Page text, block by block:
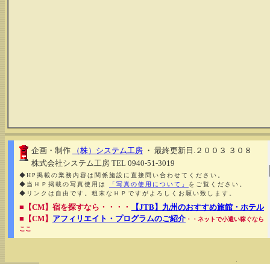
企画・制作 （株）システム工房 ・ 最終更新日.２００３ ３０８
株式会社システム工房 TEL 0940-51-3019
◆HP掲載の業務内容は関係施設に直接問い合わせてください。
◆当ＨＰ掲載の写真使用は
「写真の使用について」 をご覧ください。
◆リンクは自由です。粗末なＨＰですがよろしくお願い致します。
■【CM】宿を探すなら・・・・
【JTB】九州のおすすめ旅館・ホテル
■【CM】 アフィリエイト・プログラムのご紹介 ・・ネットで小遣い稼ぐなら
ここ